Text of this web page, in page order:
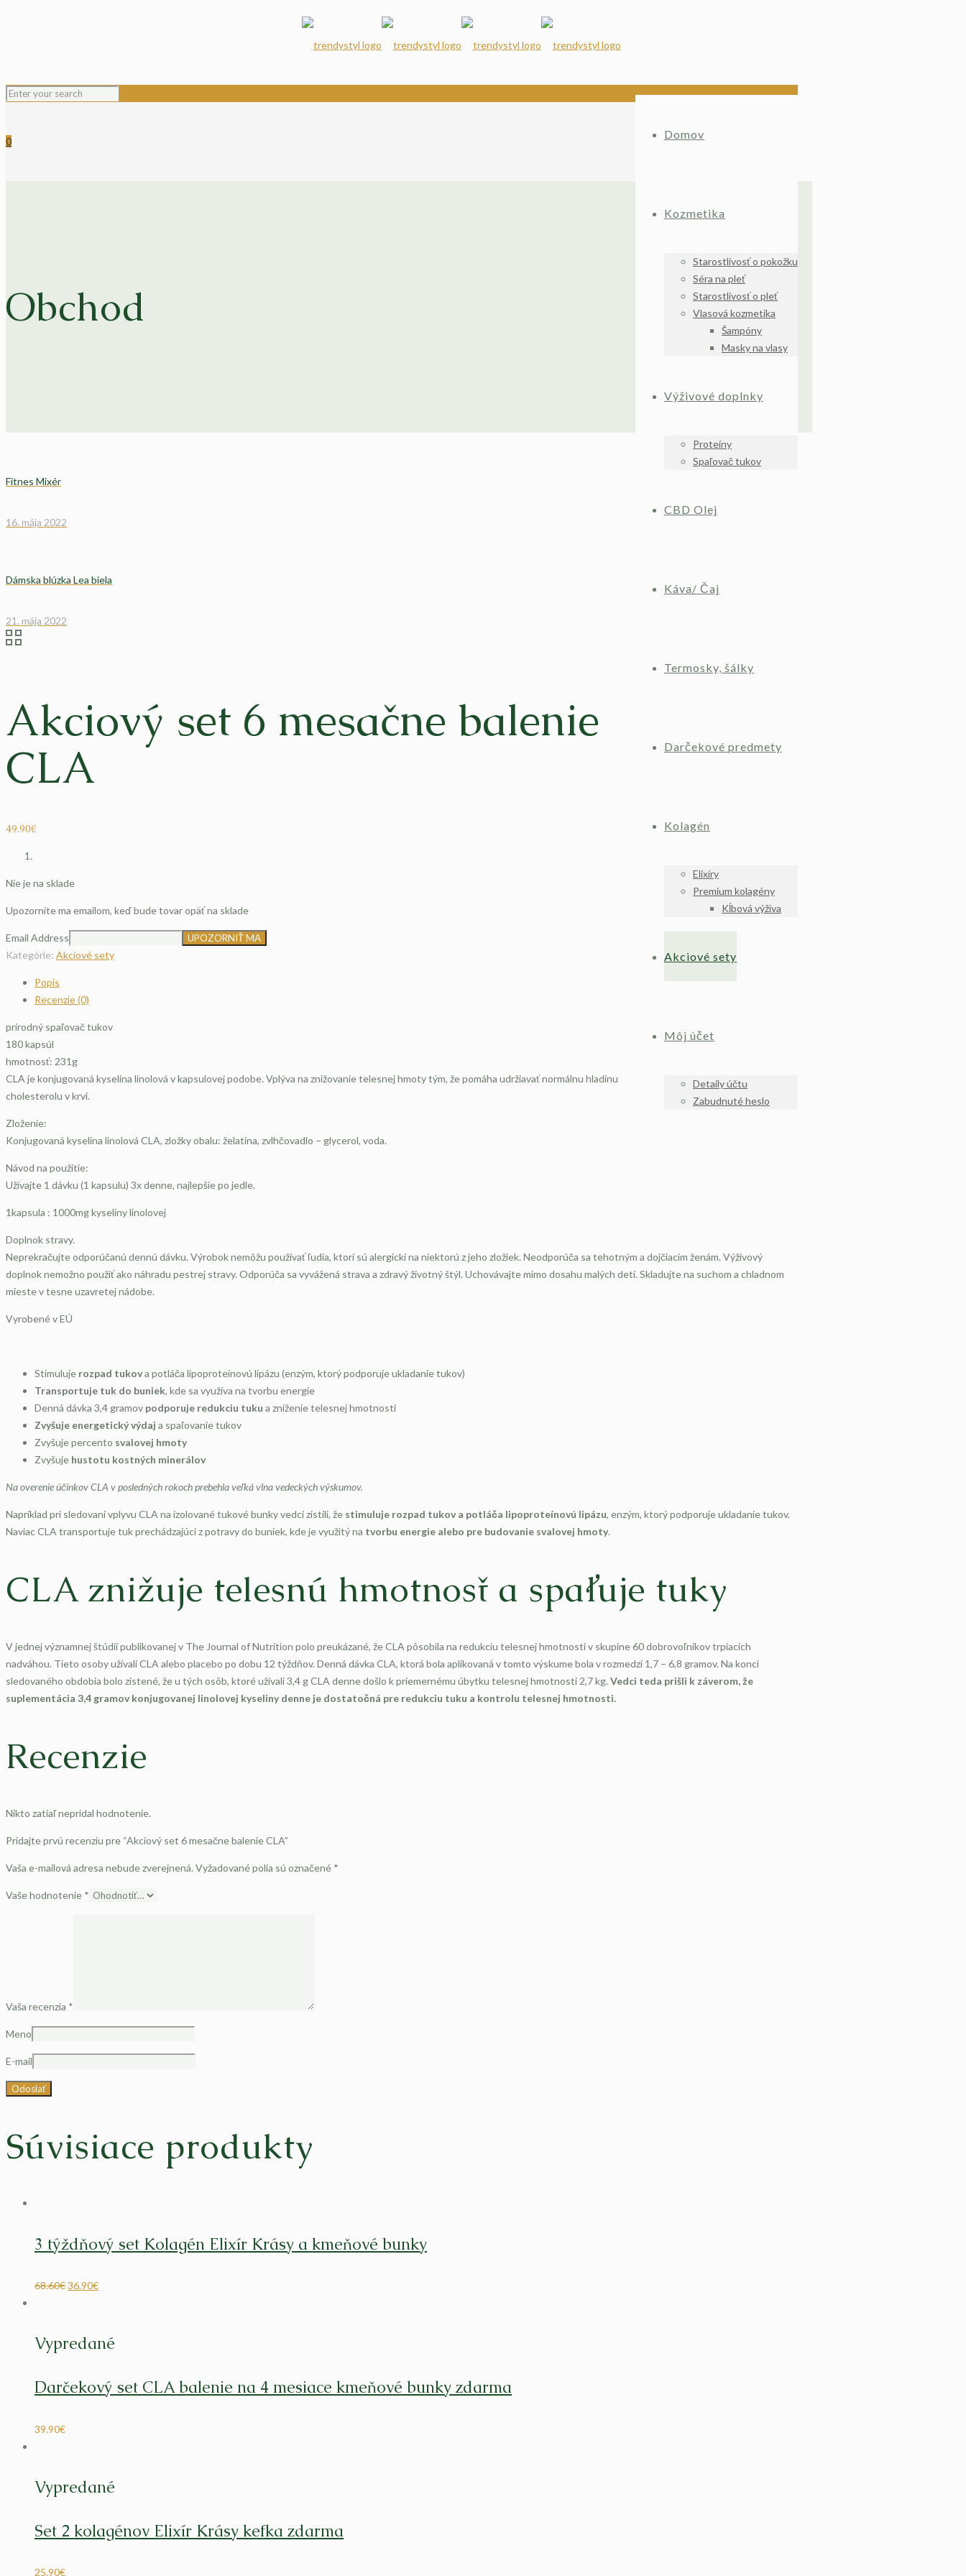
Domov
Kozmetika
Starostlivosť o pokožku
Séra na pleť
Starostlivosť o pleť
Vlasová kozmetika
Šampóny
Masky na vlasy
Výživové doplnky
Proteíny
Spaľovač tukov
CBD Olej
Káva/ Čaj
Termosky, šálky
Darčekové predmety
Kolagén
Elixíry
Premium kolagény
Kĺbová výživa
Akciové sety
Môj účet
Detaily účtu
Zabudnuté heslo
0
Obchod
Fitnes Mixér
16. mája 2022
Dámska blúzka Lea biela
21. mája 2022
Akciový set 6 mesačne balenie
CLA
49.90€
Nie je na sklade
Upozornite ma emailom, keď bude tovar opäť na sklade
Email Address
Kategórie: Akciové sety
Popis
Recenzie (0)
prírodný spaľovač tukov
180 kapsúl
hmotnosť: 231g
CLA je konjugovaná kyselina linolová v kapsulovej podobe. Vplýva na znižovanie telesnej hmoty tým, že pomáha udržiavať normálnu hladinu
cholesterolu v krvi.
Zloženie:
Konjugovaná kyselina linolová CLA, zložky obalu: želatína, zvlhčovadlo – glycerol, voda.
Návod na použitie:
Užívajte 1 dávku (1 kapsulu) 3x denne, najlepšie po jedle.
1kapsula : 1000mg kyseliny linolovej
Doplnok stravy.
Neprekračujte odporúčanú dennú dávku. Výrobok nemôžu používať ľudia, ktorí sú alergickí na niektorú z jeho zložiek. Neodporúča sa tehotným a dojčiacim ženám. Výživový
doplnok nemožno použiť ako náhradu pestrej stravy. Odporúča sa vyvážená strava a zdravý životný štýl. Uchovávajte mimo dosahu malých detí. Skladujte na suchom a chladnom
mieste v tesne uzavretej nádobe.
Vyrobené v EÚ
Stimuluje rozpad tukova potláča lipoproteínovú lipázu (enzým, ktorý podporuje ukladanie tukov)
Transportuje tuk do buniek, kde sa využíva na tvorbu energie
Denná dávka 3,4 gramov podporuje redukciu tuku a zníženie telesnej hmotnosti
Zvyšuje energetický výdaj a spaľovanie tukov
Zvyšuje percento svalovej hmoty
Zvyšuje hustotu kostných minerálov
Na overenie účinkov CLA v posledných rokoch prebehla veľká vlna vedeckých výskumov.
Napríklad pri sledovaní vplyvu CLA na izolované tukové bunky vedci zistili, že stimuluje rozpad tukov a potláča lipoproteínovú lipázu, enzým, ktorý podporuje ukladanie tukov.
Naviac CLA transportuje tuk prechádzajúci z potravy do buniek, kde je využitý na tvorbu energie alebo pre budovanie svalovej hmoty.
CLA znižuje telesnú hmotnosť a spaľuje tuky
V jednej významnej štúdií publikovanej v The Journal of Nutrition polo preukázané, že CLA pôsobila na redukciu telesnej hmotnosti v skupine 60 dobrovoľníkov trpiacich
nadváhou. Tieto osoby užívali CLA alebo placebo po dobu 12 týždňov. Denná dávka CLA, ktorá bola aplikovaná v tomto výskume bola v rozmedzí 1,7 – 6,8 gramov. Na konci
sledovaného obdobia bolo zistené, že u tých osôb, ktoré užívali 3,4 g CLA denne došlo k priemernému úbytku telesnej hmotnosti 2,7 kg. Vedci teda prišli k záverom, že
suplementácia 3,4 gramov konjugovanej linolovej kyseliny denne je dostatočná pre redukciu tuku a kontrolu telesnej hmotnosti.
Recenzie
Nikto zatiaľ nepridal hodnotenie.
Pridajte prvú recenziu pre “Akciový set 6 mesačne balenie CLA”
Vaša e-mailová adresa nebude zverejnená. Vyžadované polia sú označené *
Vaše hodnotenie *
Vaša recenzia *
Meno
E-mail
Súvisiace produkty
3 týždňový set Kolagén Elixír Krásy a kmeňové bunky
68.60€36.90€
Vypredané
Darčekový set CLA balenie na 4 mesiace kmeňové bunky zdarma
39.90€
Vypredané
Set 2 kolagénov Elixír Krásy kefka zdarma
25.90€